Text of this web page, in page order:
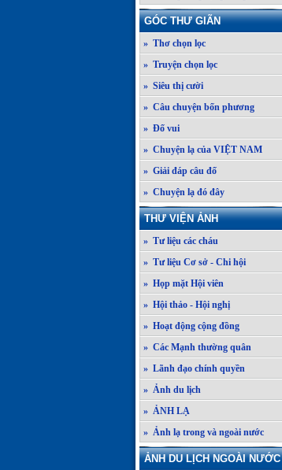
GÓC THƯ GIÃN
» Thơ chọn lọc
» Truyện chọn lọc
» Siêu thị cười
» Câu chuyện bốn phương
» Đố vui
» Chuyện lạ của VIỆT NAM
» Giải đáp câu đố
» Chuyện lạ đó đây
THƯ VIỆN ẢNH
» Tư liệu các cháu
» Tư liệu Cơ sở - Chi hội
» Họp mặt Hội viên
» Hội thảo - Hội nghị
» Hoạt động cộng đồng
» Các Mạnh thường quân
» Lãnh đạo chính quyền
» Ảnh du lịch
» ẢNH LẠ
» Ảnh lạ trong và ngoài nước
ẢNH DU LỊCH NGOÀI NƯỚC